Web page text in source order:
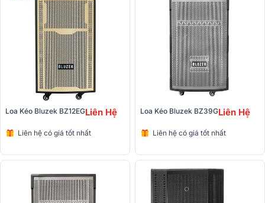
Loa Kéo Bluzek BZ12EGLiên Hệ
Liên hệ có giá tốt nhất
Loa Kéo Bluzek BZ39GLiên Hệ
Liên hệ có giá tốt nhất